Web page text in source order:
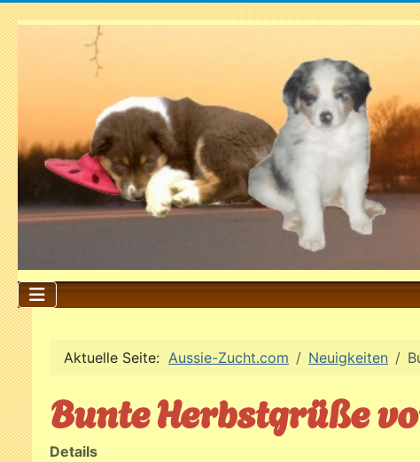
Aktuelle Seite: Aussie-Zucht.com Neuigkeiten
Bunte Herbstgrüße
Details